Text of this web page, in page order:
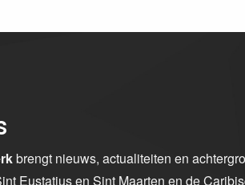
brengt nieuws, actualiteiten en
Eustatius en Sint Maarten en de